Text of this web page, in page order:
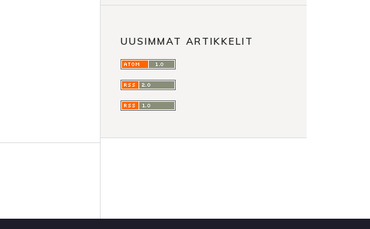
UUSIMMAT ARTIKKELIT